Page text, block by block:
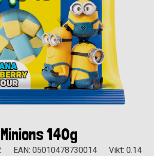
140g
EAN: 05010478730014
Vikt: 0.14